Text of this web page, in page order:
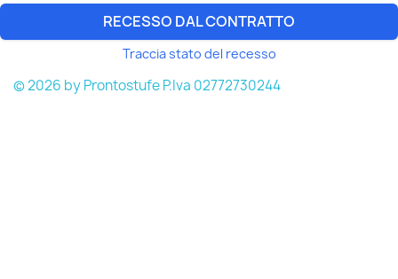
RECESSO DAL CONTRATTO
Traccia stato del recesso
© 2026 by Prontostufe P.Iva 02772730244